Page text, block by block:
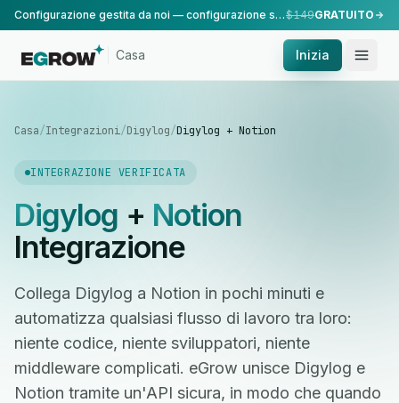
Configurazione gestita da noi — configurazione standard, eseguita dal nostro team.$149GRATUITO
Casa Inizia
Casa/Integrazioni/Digylog/Digylog + Notion
INTEGRAZIONE VERIFICATA
Digylog + Notion
Integrazione
Collega Digylog a Notion in pochi minuti e
automatizza qualsiasi flusso di lavoro tra loro:
niente codice, niente sviluppatori, niente
middleware complicati. eGrow unisce Digylog e
Notion tramite un'API sicura, in modo che quando